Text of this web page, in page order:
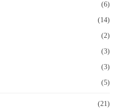
(6)
(14)
(2)
(3)
(3)
(5)
(21)